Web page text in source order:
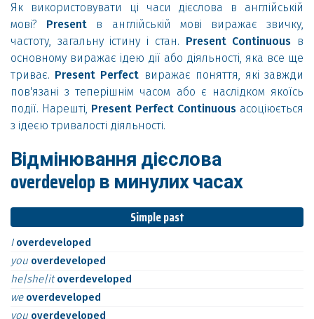
Як використовувати ці часи дієслова в англійській
мові? Present в англійській мові виражає звичку,
частоту, загальну істину і стан. Present Continuous в
основному виражає ідею дії або діяльності, яка все ще
триває. Present Perfect виражає поняття, які завжди
пов'язані з теперішнім часом або є наслідком якоїсь
події. Нарешті, Present Perfect Continuous асоціюється
з ідеєю тривалості діяльності.
Відмінювання дієслова
overdevelop в минулих часах
Simple past
I overdeveloped
you overdeveloped
he|she|itoverdeveloped
we overdeveloped
you overdeveloped